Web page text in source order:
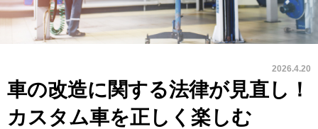
車の改造に関する法律が見直し！
カスタム車を正しく楽しむ
2026.4.20